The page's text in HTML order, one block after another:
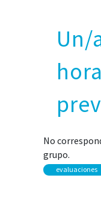
Un/
No
grupo.
evaluaciones